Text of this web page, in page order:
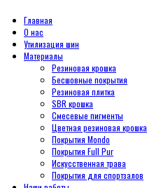
Главная
О нас
Утилизация шин
Материалы
Резиновая крошка
Бесшовные покрытия
Резиновая плитка
SBR крошка
Смесевые пигменты
Цветная резиновая крошка
Покрытия Mondo
Покрытия Full Pur
Искусственная трава
Покрытия для спортзалов